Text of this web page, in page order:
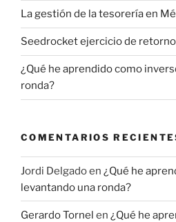
La gestión de la tesorería en
Seedrocket ejercicio de
¿Qué he aprendido como
ronda?
COMENTARIOS
Jordi Delgadoen ¿Qué he
levantando una ronda?
Gerardo Tornel en ¿Qué he